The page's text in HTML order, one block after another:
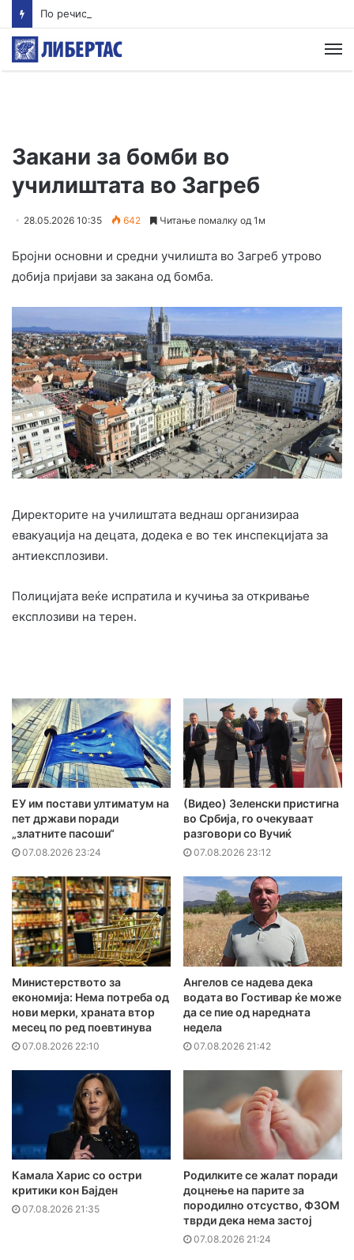
Закани за бомби во
училиштата во Загреб
28.05.2026 10:35 642 Читање помалку од 1м
Бројни основни и средни училишта во Загреб утрово
добија пријави за закана од бомба.
Директорите на училиштата веднаш организираа
евакуација на децата, додека е во тек инспекцијата за
антиексплозиви.
Полицијата веќе испратила и кучиња за откривање
експлозиви на терен.
ЕУ им постави ултиматум на
пет држави поради
„златните пасоши“
07.08.2026 23:24
(Видео) Зеленски пристигна
во Србија, го очекуваат
разговори со Вучиќ
07.08.2026 23:12
Министерството за
економија: Нема потреба од
нови мерки, храната втор
месец по ред поевтинува
07.08.2026 22:10
Ангелов се надева дека
водата во Гостивар ќе може
да се пие од наредната
недела
07.08.2026 21:42
Камала Харис со остри
критики кон Бајден
07.08.2026 21:35
Родилките се жалат поради
доцнење на парите за
породилно отсуство, ФЗОМ
тврди дека нема застој
07.08.2026 21:24